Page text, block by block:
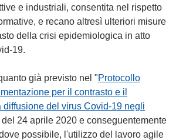
e industriali, consentita nel rispetto
e recano altresì ulteriori misure
della crisi epidemiologica in atto
19.
già previsto nel "Protocollo
per il contrasto e il
diffusione del virus Covid-19 negli
del 24 aprile 2020 e conseguentemente
possibile, l'utilizzo del lavoro agile